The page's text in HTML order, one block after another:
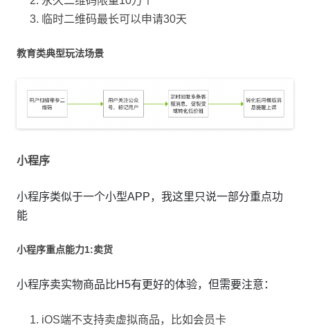
临时二维码最长可以申请30天
教育类典型玩法场景
小程序
小程序类似于一个小型APP，我这里只说一部分重点功
能
小程序重点能力1:卖货
小程序卖实物商品比H5有更好的体验，但需要注意：
iOS端不支持卖虚拟商品，比如会员卡